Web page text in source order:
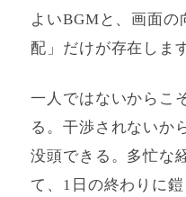
よいBGMと、画面
配」だけが存在しま
一人ではないからこ
る。干渉されないか
没頭できる。多忙な
て、1日の終わりに